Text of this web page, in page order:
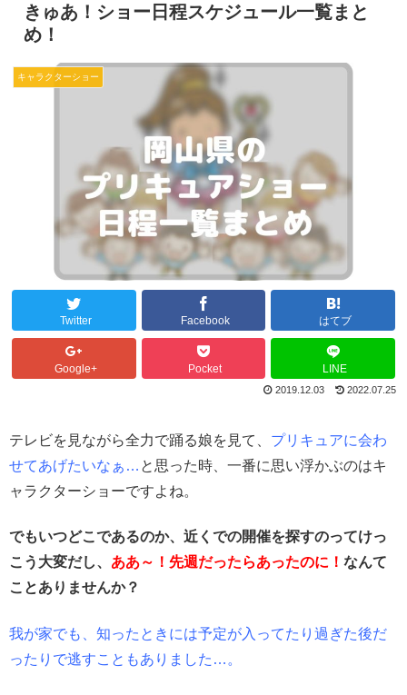
きゅあ！ショー日程スケジュール一覧まと
め！
キャラクターショー
Twitter Facebook はてブ
Google+ Pocket LINE
2019.12.03 2022.07.25
テレビを見ながら全力で踊る娘を見て、 プリキュアに会わ
せてあげたいなぁ… と思った時、一番に思い浮かぶのはキ
ャラクターショーですよね。
でもいつどこであるのか、近くでの開催を探すのってけっ
こう大変だし、 ああ～！先週だったらあったのに！ なんて
ことありませんか？
我が家でも、知ったときには予定が入ってたり過ぎた後だ
ったりで逃すこともありました…。